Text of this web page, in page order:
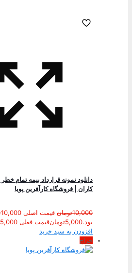
دانلود نمونه قرارداد بيمه تمام خطر
كاران | فروشگاه کارآفرین پویا
10,000تومان
قیمت
بود.5,000تومانقیمت فعلی 5,000تومان است.
افزودن به سبد خرید
حراج